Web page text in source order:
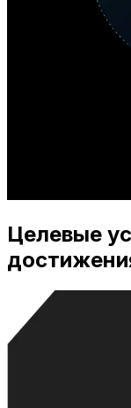
Целевые